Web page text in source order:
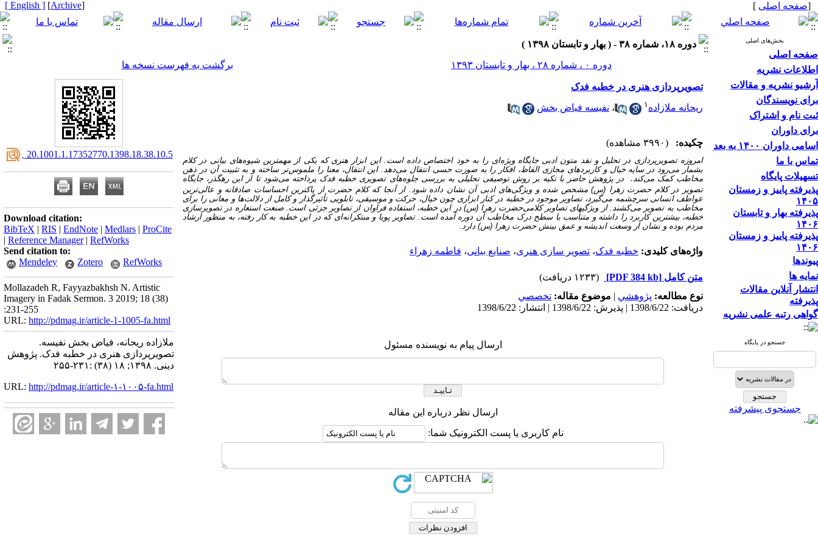
[صفحه اصلی ]
[
Archive
]
[ English ]
بخش‌های اصلی
صفحه اصلی
اطلاعات نشریه
آرشیو نشریه و مقالات
برای نویسندگان
ثبت نام و اشتراک
برای داوران
اسامی داوران ۱۴۰۰ به بعد
تماس با ما
تسهیلات پایگاه
پذیرفته پاییز و زمستان
۱۴۰۵
پذیرفته بهار و تابستان
۱۴۰۶
پذیرفته پاییز و زمستان
۱۴۰۶
پیوندها
نمایه ها
انتشار آنلاین مقالات
پذیرفته
گواهی رتبه علمی نشریه
جستجو در پایگاه
جستجوی پیشرفته
دوره ۱۸، شماره ۳۸ - ( بهار و تابستان ۱۳۹۸ )
دوره ۰ ، شماره ۲۸ ، بهار و تابستان ۱۳۹۳
برگشت به فهرست نسخه ها
تصویرپردازی هنری در خطبه فدک
ریحانه ملازاده ۱ ، نفیسه فیاض بخش
چکیده: (۳۹۹۰ مشاهده)
امروزه تصویرپردازی در تحلیل و نقد متون ادبی جایگاه ویژه‌ای را به خود اختصاص داده است. این ابزار هنری که یکی از مهمترین شیوه‌های بیانی در کلام
بشمار می‌رود در سایه خیال و کاربردهای مجازی الفاظ، افکار را به صورت حسی انتقال می‌دهد. این انتقال، معنا را ملموس‌تر ساخته و به تثبیت آن در ذهن
مخاطب کمک می‌کند. در پژوهش حاضر با تکیه بر روش توصیفی تحلیلی به بررسی جلوه‌های تصویری خطبه فدک پرداخته می‌شود تا از این رهگذر، جایگاه
تصویر در کلام حضرت زهرا (س) مشخص شده و ویژگی‌های ادبی آن نشان داده شود. از آنجا که کلام حضرت از پاکترین احساسات صادقانه و عالی‌ترین
عواطف انسانی سرچشمه می‌گیرد، تصاویر موجود در خطبه در کنار ابزاری چون خیال، حرکت و موسیقی، تابلویی تأثیرگذار و کامل از دلالت‌ها و معانی را برای
مخاطب به تصویر می‌کشند. از ویژگیهای تصاویر کلامی‌حضرت زهرا (س) در این خطبه، استفاده فراوان از تصاویر جزئی است. صنعت استعاره در تصویرسازی
خطبه، بیشترین کاربرد را داشته و متناسب با سطح درک مخاطب آن دوره آمده است. تصاویر پویا و مبتکرانه‌ای که در این خطبه به کار رفته، به منظور ارشاد
مردم بوده و نشان از وسعت اندیشه و عمق بینش حضرت زهرا (س) دارد.
واژه‌های کلیدی: خطبه فدک، تصویر سازی هنری، صنایع بیانی، فاطمه زهراء
متن کامل [PDF 384 kb]
(۱۲۳۳ دریافت)
نوع مطالعه: پژوهشي | موضوع مقاله: تخصصي
دریافت: 1398/6/22 | پذیرش: 1398/6/22 | انتشار: 1398/6/22
ارسال پیام به نویسنده مسئول
ارسال نظر درباره این مقاله
نام کاربری یا پست الکترونیک شما:
‎ 20.1001.1.17352770.1398.18.38.10.5
Download citation:
BibTeX | RIS | EndNote | Medlars | ProCite
| Reference Manager| RefWorks
Send citation to:
Mendeley
Zotero RefWorks
Mollazadeh R, Fayyazbakhsh N. Artistic
Imagery in Fadak Sermon. 3 2019; 18 (38)
:231-255
URL: http://pdmag.ir/article-1-1005-fa.html
ملازاده ریحانه، فیاض بخش نفیسه.
تصویرپردازی هنری در خطبه فدک. پژوهش
دینی. ۱۳۹۸; ۱۸ (۳۸) :۲۳۱-۲۵۵
URL: http://pdmag.ir/article-۱-۱۰۰۵-fa.html